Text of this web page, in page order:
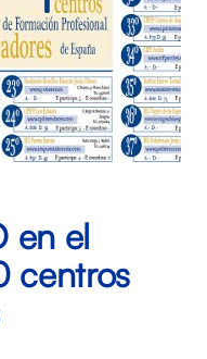
en el
centros